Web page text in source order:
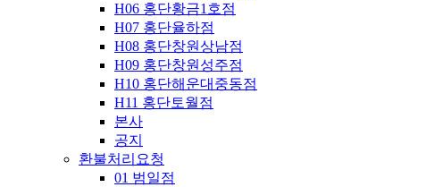
H06 홍단황금1호점
H07 홍단율하점
H08 홍단창원상남점
H09 홍단창원성주점
H10 홍단해운대중동점
H11 홍단토월점
본사
공지
환불처리요청
01 범일점